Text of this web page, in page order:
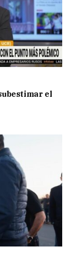
el